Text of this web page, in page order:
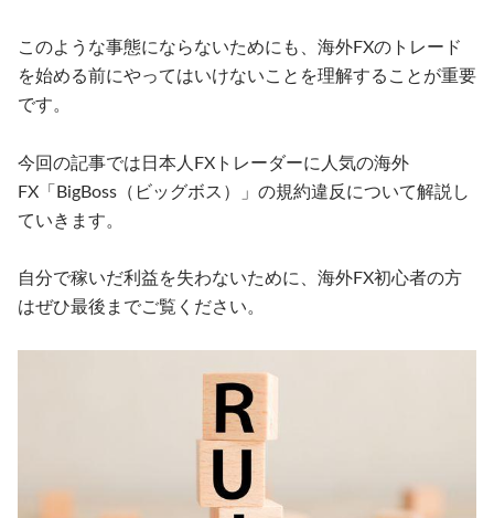
このような事態にならないためにも、海外FXのトレード
を始める前にやってはいけないことを理解することが重要
です。
今回の記事では日本人FXトレーダーに人気の海外
FX「BigBoss（ビッグボス）」の規約違反について解説し
ていきます。
自分で稼いだ利益を失わないために、海外FX初心者の方
はぜひ最後までご覧ください。